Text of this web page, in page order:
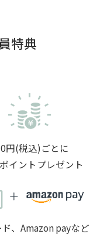
特典
円(税込)ごとに
イントプレゼント
、Amazon payなど